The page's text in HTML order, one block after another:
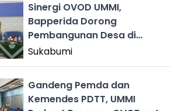
Sinergi OVOD UMMI,
Bapperida Dorong
Pembangunan Desa di
Sukabumi Berbasis
Kolaborasi Keilmuan
Sukabumi
Gandeng Pemda dan
Kemendes PDTT, UMMI